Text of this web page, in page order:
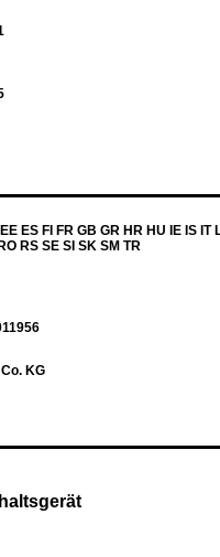
ES FI FR GB GR HR HU IE IS IT
RS SE SI SK SM TR
KG